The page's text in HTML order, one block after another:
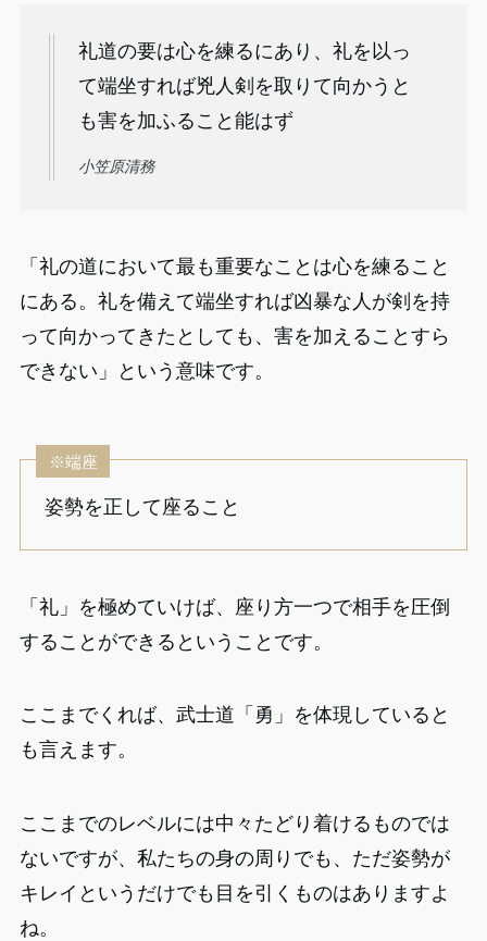
礼道の要は心を練るにあり、礼を以っ
て端坐すれば兇人剣を取りて向かうと
も害を加ふること能はず
小笠原清務
「礼の道において最も重要なことは心を練ること
にある。礼を備えて端坐すれば凶暴な人が剣を持
って向かってきたとしても、害を加えることすら
できない」という意味です。
※端座
姿勢を正して座ること
「礼」を極めていけば、座り方一つで相手を圧倒
することができるということです。
ここまでくれば、武士道「勇」を体現していると
も言えます。
ここまでのレベルには中々たどり着けるものでは
ないですが、私たちの身の周りでも、ただ姿勢が
キレイというだけでも目を引くものはありますよ
ね。